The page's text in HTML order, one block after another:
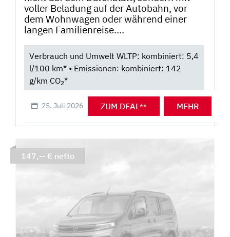
voller Beladung auf der Autobahn, vor
dem Wohnwagen oder während einer
langen Familienreise....
Verbrauch und Umwelt WLTP: kombiniert: 5,4
l/100 km* • Emissionen: kombiniert: 142
g/km CO2*
25. Juli 2026 ZUM DEAL** MEHR
147,-- € netto